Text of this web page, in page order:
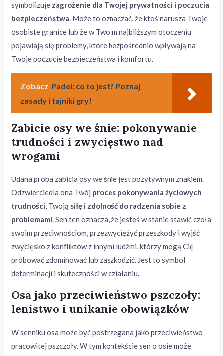
symbolizuje zagrożenie dla Twojej prywatności i poczucia
bezpieczeństwa. Może to oznaczać, że ktoś narusza Twoje
osobiste granice lub że w Twoim najbliższym otoczeniu
pojawiają się problemy, które bezpośrednio wpływają na
Twoje poczucie bezpieczeństwa i komfortu.
Zobacz Padel: co to jest? Poznaj
zasady i tajniki gry!
Zabicie osy we śnie: pokonywanie
trudności i zwycięstwo nad
wrogami
Udana próba zabicia osy we śnie jest pozytywnym znakiem.
Odzwierciedla ona Twój proces pokonywania życiowych
trudności, Twoją siłę i zdolność do radzenia sobie z
problemami. Sen ten oznacza, że jesteś w stanie stawić czoła
swoim przeciwnościom, przezwyciężyć przeszkody i wyjść
zwycięsko z konfliktów z innymi ludźmi, którzy mogą Cię
próbować zdominować lub zaszkodzić. Jest to symbol
determinacji i skuteczności w działaniu.
Osa jako przeciwieństwo pszczoły:
lenistwo i unikanie obowiązków
W senniku osa może być postrzegana jako przeciwieństwo
pracowitej pszczoły. W tym kontekście sen o osie może